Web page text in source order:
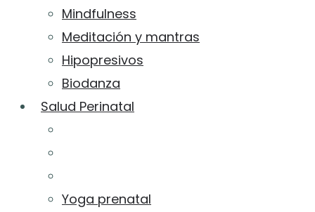
Mindfulness
Meditación y mantras
Hipopresivos
Biodanza
Salud Perinatal
Yoga prenatal